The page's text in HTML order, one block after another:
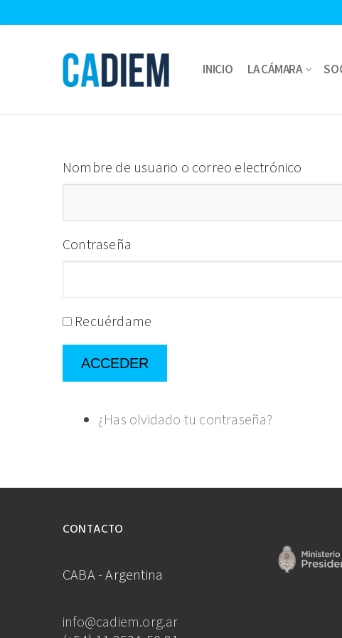
al
INICIO LA CÁMARA
Nombre de usuario o correo electrónico
Contraseña
Recuérdame
ACCEDER
¿Has olvidado tu contraseña?
CONTACTO
CABA - Argentina
info@cadiem.org.ar